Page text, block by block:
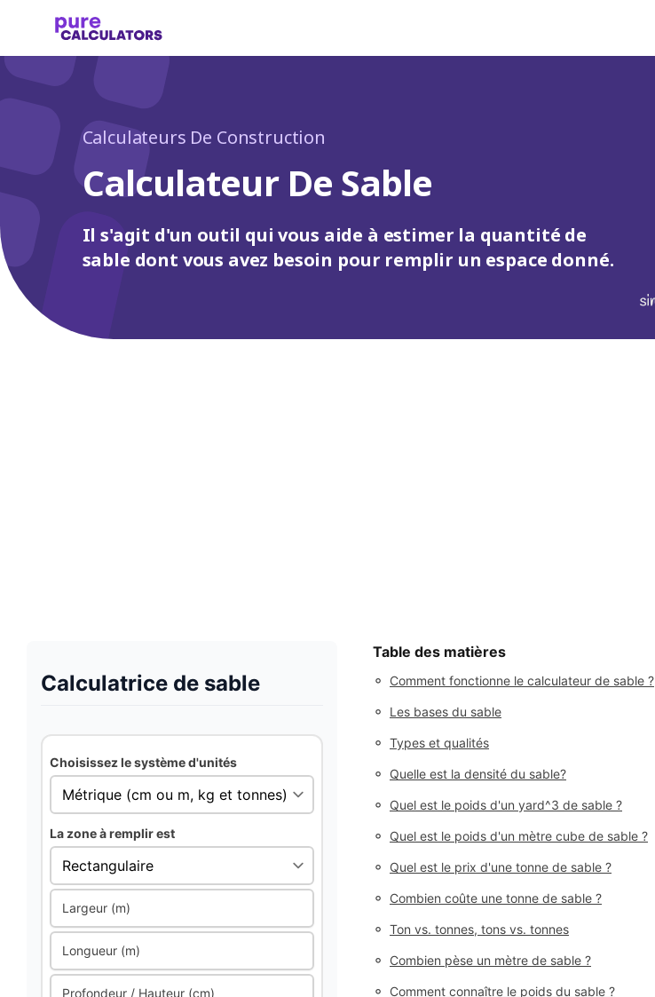
Calculateurs De Construction
Calculateur De Sable
Il s'agit d'un outil qui vous aide à estimer la quantité de
sable dont vous avez besoin pour remplir un espace donné.
Calculatrice de sable
Choisissez le système d'unités
La zone à remplir est
Largeur (m)
Longueur (m)
Profondeur / Hauteur (cm)
Table des matières
◦ Comment fonctionne le calculateur de sable ?
◦ Les bases du sable
◦ Types et qualités
◦ Quelle est la densité du sable?
◦ Quel est le poids d'un yard^3 de sable ?
◦ Quel est le poids d'un mètre cube de sable ?
◦ Quel est le prix d'une tonne de sable ?
◦ Combien coûte une tonne de sable ?
◦ Ton vs. tonnes, tons vs. tonnes
◦ Combien pèse un mètre de sable ?
◦ Comment connaître le poids du sable ?